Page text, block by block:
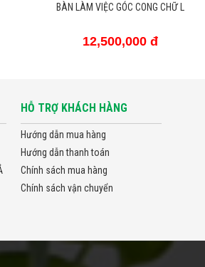
BÀN LÀM VIỆC GÓC CONG CHỮ L
12,500,000 đ
HỖ TRỢ KHÁCH HÀNG
Hướng dẫn mua hàng
Hướng dẫn thanh toán
Chính sách mua hàng
Chính sách vận chuyển